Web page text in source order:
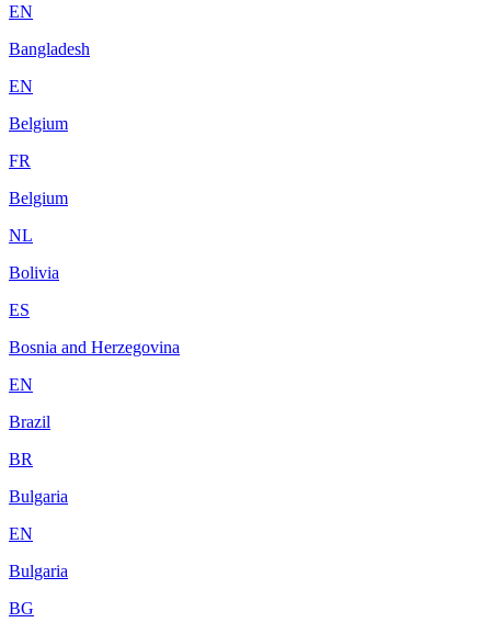
EN
Bangladesh
EN
Belgium
FR
Belgium
NL
Bolivia
ES
Bosnia and Herzegovina
EN
Brazil
BR
Bulgaria
EN
Bulgaria
BG